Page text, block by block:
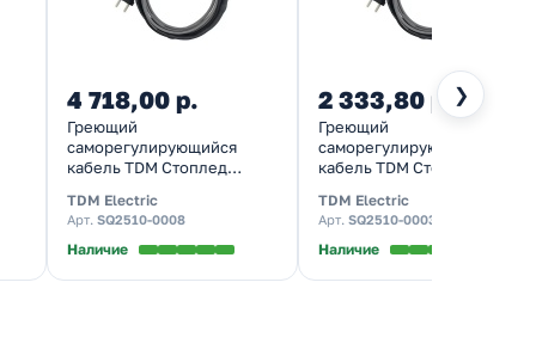
❯
4 718,00 р.
Греющий
саморегулирующийся
кабель TDM Стоплед
трубу (25м/400Вт)
TDM Electric
Арт. SQ2510-0008
Наличие
2 333,80 р.
Греющий
саморегулирующийся
кабель TDM Стоплед
(6м/96Вт)
TDM Electric
Арт. SQ2510-0003
Наличие